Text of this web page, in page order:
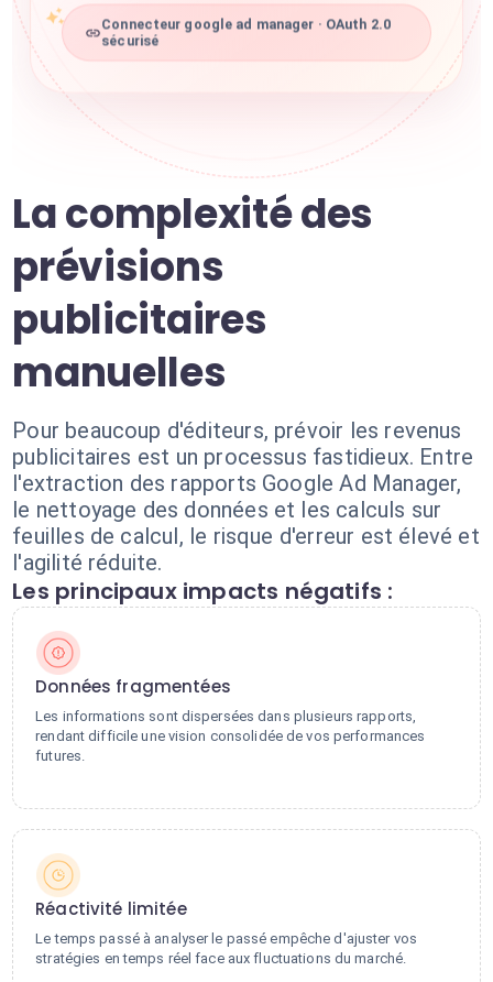
Connecteur google ad manager · OAuth 2.0
sécurisé
La complexité des
prévisions
publicitaires
manuelles
Pour beaucoup d'éditeurs, prévoir les revenus
publicitaires est un processus fastidieux. Entre
l'extraction des rapports Google Ad Manager,
le nettoyage des données et les calculs sur
feuilles de calcul, le risque d'erreur est élevé et
l'agilité réduite.
Les principaux impacts négatifs :
Données fragmentées
Les informations sont dispersées dans plusieurs rapports,
rendant difficile une vision consolidée de vos performances
futures.
Réactivité limitée
Le temps passé à analyser le passé empêche d'ajuster vos
stratégies en temps réel face aux fluctuations du marché.